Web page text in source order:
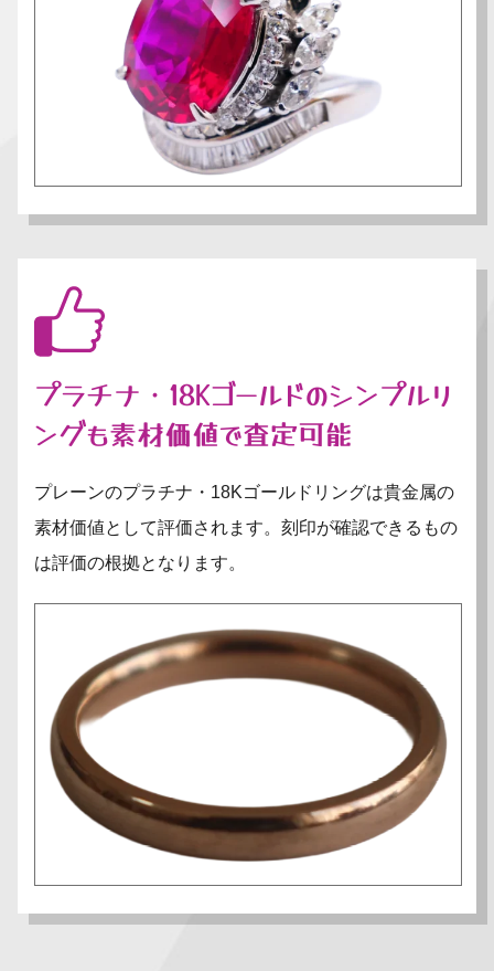
プラチナ・18Kゴールドのシンプルリ
ングも素材価値で査定可能
プレーンのプラチナ・18Kゴールドリングは貴金属の
素材価値として評価されます。刻印が確認できるもの
は評価の根拠となります。